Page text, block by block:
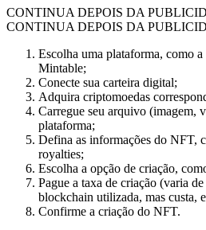
CONTINUA DEPOIS DA
CONTINUA DEPOIS DA
Escolha uma plataforma, como
Mintable;
Conecte sua carteira digital;
Adquira criptomoedas
Carregue seu arquivo (imagem,
plataforma;
Defina as informações do NFT,
royalties;
Escolha a opção de criação,
Pague a taxa de criação (varia
blockchain utilizada, mas custa,
Confirme a criação do NFT.